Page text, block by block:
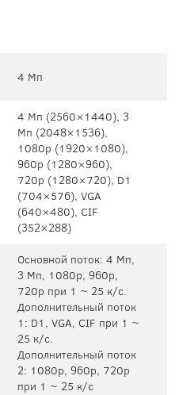
4 Мп
4 Mп (2560×1440), 3
Mп (2048×1536),
1080p (1920×1080),
960p (1280×960),
720p (1280×720), D1
(704×576), VGA
(640×480), CIF
(352×288)
Основной поток: 4 Mп,
3 Мп, 1080p, 960p,
720p при 1 ~ 25 к/с.
Дополнительный поток
1: D1, VGA, CIF при 1 ~
25 к/с.
Дополнительный поток
2: 1080p, 960p, 720p
при 1 ~ 25 к/с